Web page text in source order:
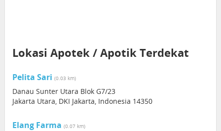
Lokasi Apotek / Apotik Terdekat
Pelita Sari (0.03 km)
Danau Sunter Utara Blok G7/23
Jakarta Utara, DKI Jakarta, Indonesia 14350
Elang Farma (0.07 km)